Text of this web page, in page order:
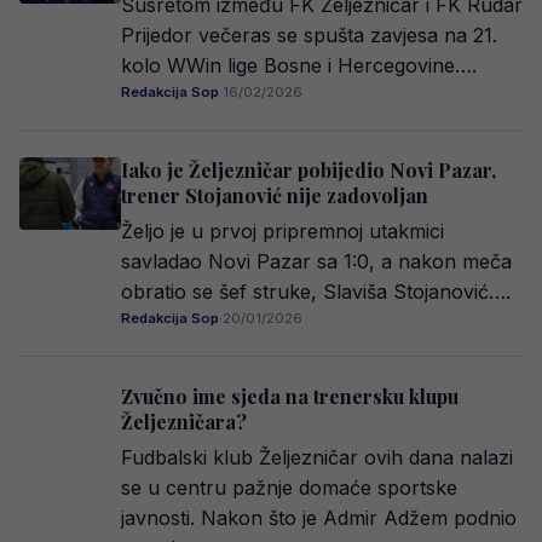
Susretom između FK Željezničar i FK Rudar
Prijedor večeras se spušta zavjesa na 21.
kolo WWin lige Bosne i Hercegovine….
Redakcija Sop·16/02/2026
Iako je Željezničar pobijedio Novi Pazar,
trener Stojanović nije zadovoljan
Željo je u prvoj pripremnoj utakmici
savladao Novi Pazar sa 1:0, a nakon meča
obratio se šef struke, Slaviša Stojanović….
Redakcija Sop·20/01/2026
Zvučno ime sjeda na trenersku klupu
Željezničara?
Fudbalski klub Željezničar ovih dana nalazi
se u centru pažnje domaće sportske
javnosti. Nakon što je Admir Adžem podnio